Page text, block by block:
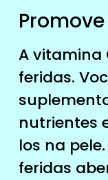
A vitamina
feridas.
nutrientes
los na
feridas